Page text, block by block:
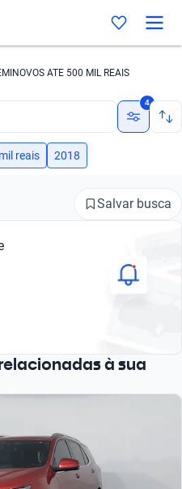
ATE 500 MIL REAIS
4
reais 2018
Salvar busca
à sua